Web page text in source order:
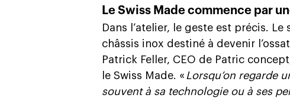
Le Swiss Made commence par
Dans l’atelier, le geste est précis.
châssis inox destiné à devenir
Patrick Feller, CEO de Patric
le Swiss Made. « Lorsqu’on regarde
souvent à sa technologie ou à ses